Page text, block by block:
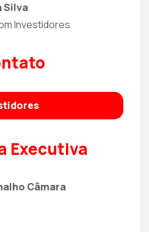
Silva
Investidores
Executiva
Câmara